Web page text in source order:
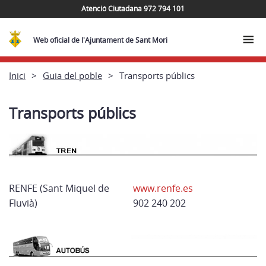
Atenció Ciutadana 972 794 101
Web oficial de l'Ajuntament de Sant Mori
Inici Guia del poble Transports públics
Transports públics
RENFE (Sant Miquel de
Fluvià)
www.renfe.es
902 240 202